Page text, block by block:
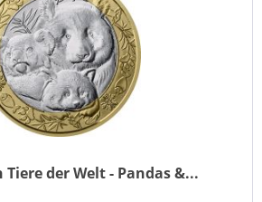
der Welt - Pandas &...